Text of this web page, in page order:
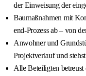
der Einweisung der
Baumaßnahmen mit
end-Prozess ab – von
Anwohner und
Projektverlauf und
Alle Beteiligten